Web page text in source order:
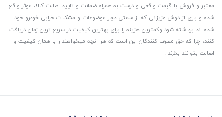
معتبر و فروش با قیمت واقعی و درست به همراه ضمانت و تایید اصالت کالا، موثر واقع
شده و باری از دوش عزیزانی که از سمتی دچار موضوعات و مشکلات خرابی خودرو خود
شده اند برداشته شود و‌کمترین هزینه را برای بهترین کیفیت در سریع ترین زمان دریافت
کنند، چرا که حق مصرف کنندگان این است که هر آنچه میخواهند را با همان کیفیت و
اصالت بتوانند بخرند..